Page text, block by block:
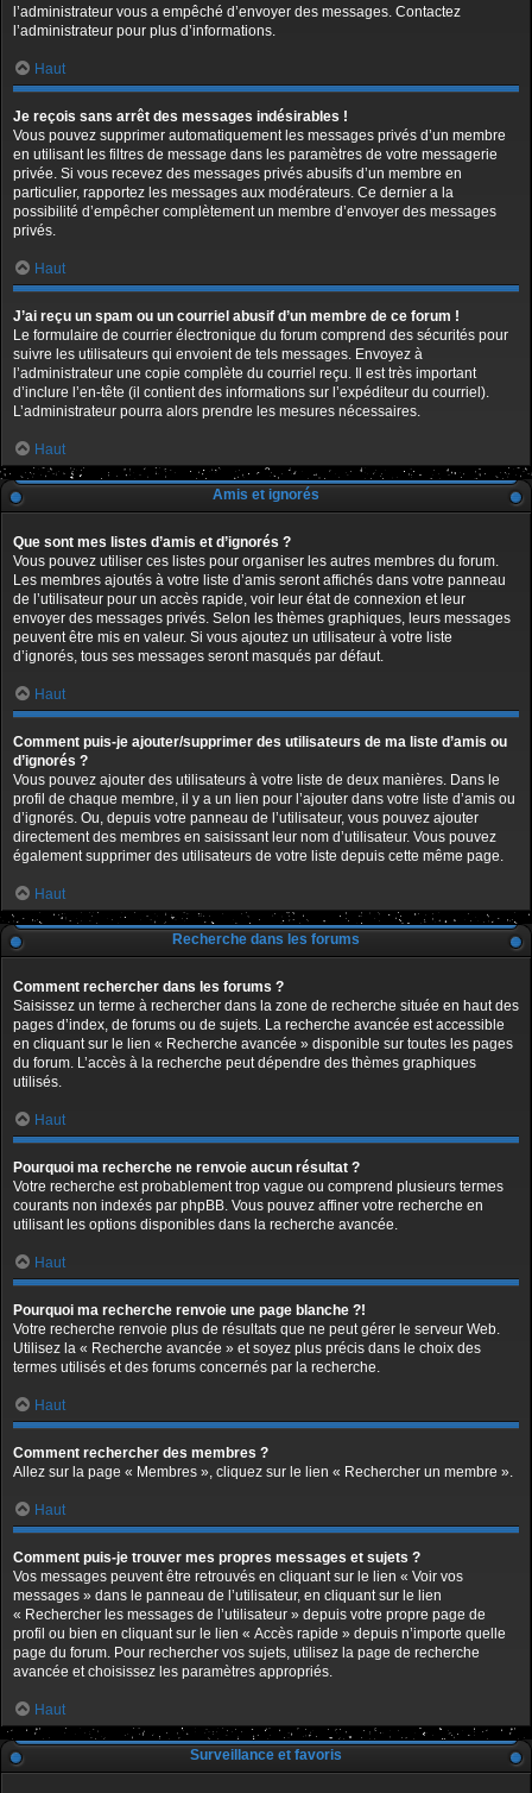
l’administrateur vous a empêché d’envoyer des messages. Contactez
l’administrateur pour plus d’informations.
Haut
Je reçois sans arrêt des messages indésirables !
Vous pouvez supprimer automatiquement les messages privés d’un membre
en utilisant les filtres de message dans les paramètres de votre messagerie
privée. Si vous recevez des messages privés abusifs d’un membre en
particulier, rapportez les messages aux modérateurs. Ce dernier a la
possibilité d’empêcher complètement un membre d’envoyer des messages
privés.
Haut
J’ai reçu un spam ou un courriel abusif d’un membre de ce forum !
Le formulaire de courrier électronique du forum comprend des sécurités pour
suivre les utilisateurs qui envoient de tels messages. Envoyez à
l’administrateur une copie complète du courriel reçu. Il est très important
d’inclure l’en-tête (il contient des informations sur l’expéditeur du courriel).
L’administrateur pourra alors prendre les mesures nécessaires.
Haut
Amis et ignorés
Que sont mes listes d’amis et d’ignorés ?
Vous pouvez utiliser ces listes pour organiser les autres membres du forum.
Les membres ajoutés à votre liste d’amis seront affichés dans votre panneau
de l’utilisateur pour un accès rapide, voir leur état de connexion et leur
envoyer des messages privés. Selon les thèmes graphiques, leurs messages
peuvent être mis en valeur. Si vous ajoutez un utilisateur à votre liste
d’ignorés, tous ses messages seront masqués par défaut.
Haut
Comment puis-je ajouter/supprimer des utilisateurs de ma liste d’amis ou
d’ignorés ?
Vous pouvez ajouter des utilisateurs à votre liste de deux manières. Dans le
profil de chaque membre, il y a un lien pour l’ajouter dans votre liste d’amis ou
d’ignorés. Ou, depuis votre panneau de l’utilisateur, vous pouvez ajouter
directement des membres en saisissant leur nom d’utilisateur. Vous pouvez
également supprimer des utilisateurs de votre liste depuis cette même page.
Haut
Recherche dans les forums
Comment rechercher dans les forums ?
Saisissez un terme à rechercher dans la zone de recherche située en haut des
pages d’index, de forums ou de sujets. La recherche avancée est accessible
en cliquant sur le lien « Recherche avancée » disponible sur toutes les pages
du forum. L’accès à la recherche peut dépendre des thèmes graphiques
utilisés.
Haut
Pourquoi ma recherche ne renvoie aucun résultat ?
Votre recherche est probablement trop vague ou comprend plusieurs termes
courants non indexés par phpBB. Vous pouvez affiner votre recherche en
utilisant les options disponibles dans la recherche avancée.
Haut
Pourquoi ma recherche renvoie une page blanche ?!
Votre recherche renvoie plus de résultats que ne peut gérer le serveur Web.
Utilisez la « Recherche avancée » et soyez plus précis dans le choix des
termes utilisés et des forums concernés par la recherche.
Haut
Comment rechercher des membres ?
Allez sur la page « Membres », cliquez sur le lien « Rechercher un membre ».
Haut
Comment puis-je trouver mes propres messages et sujets ?
Vos messages peuvent être retrouvés en cliquant sur le lien « Voir vos
messages » dans le panneau de l’utilisateur, en cliquant sur le lien
« Rechercher les messages de l’utilisateur » depuis votre propre page de
profil ou bien en cliquant sur le lien « Accès rapide » depuis n’importe quelle
page du forum. Pour rechercher vos sujets, utilisez la page de recherche
avancée et choisissez les paramètres appropriés.
Haut
Surveillance et favoris